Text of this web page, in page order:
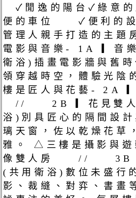
✓閒逸的陽台✓綠意
便的車位 ✓便利的設
管理人親手打造的主題
電影與音樂- 1A ▎音
衛浴)插畫電影牆與舊時
領穿越時空，體驗光陰
樓是匠人與花藝- 2A
// 2B ▎花見雙人
浴)別具匠心的隔間設計
璃天窗，佐以乾燥花草
雅。 △三樓是攝影與
像雙人房 // 3B ▎
(共用衛浴)數位未盛行
影、裁縫、對弈、書畫